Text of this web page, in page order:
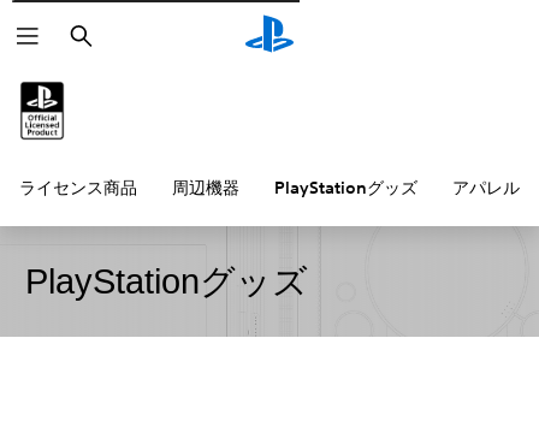
検
索
ライセンス商品 周辺機器 PlayStationグッズ アパレル
PlayStationグッズ